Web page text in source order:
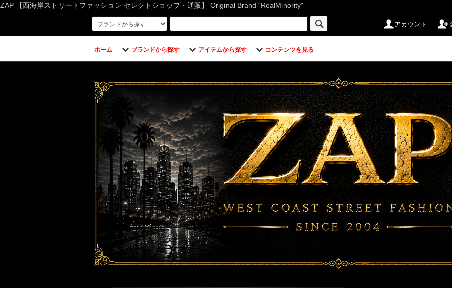
ZAP 【西海岸ストリートファッション セレクトショップ・通販】 Original Brand “RealMinority”
アカウント
ホーム ブランドから探す アイテムから探す コンテンツを見る